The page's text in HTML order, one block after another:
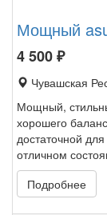
Мощный
4 500₽
Чувашская
Мощный,
хорошего
достаточной
отличном
Подробнее